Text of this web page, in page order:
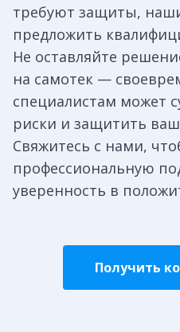
требуют защиты,
предложить
Не оставляйте
на самотек —
специалистам может
риски и защитить
Свяжитесь с нами,
профессиональную
уверенность в
Получить